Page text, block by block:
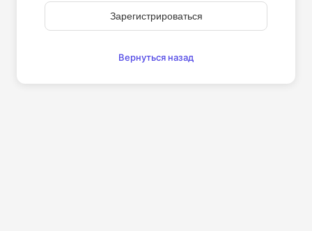
Зарегистрироваться
Вернуться назад